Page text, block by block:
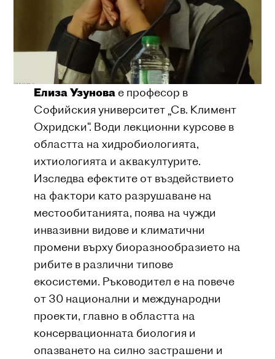
Елиза Узуновае професор в
Софийския университет „Св. Климент
Охридски“. Води лекционни курсове в
областта на хидробиологията,
ихтиологията и аквакултурите.
Изследва ефектите от въздействието
на фактори като разрушаване на
местообитанията, поява на чужди
инвазивни видове и климатични
промени върху биоразнообразието на
рибите в различни типове
екосистеми. Ръководител е на повече
от 30 национални и международни
проекти, главно в областта на
консервационната биология и
опазването на силно застрашени и